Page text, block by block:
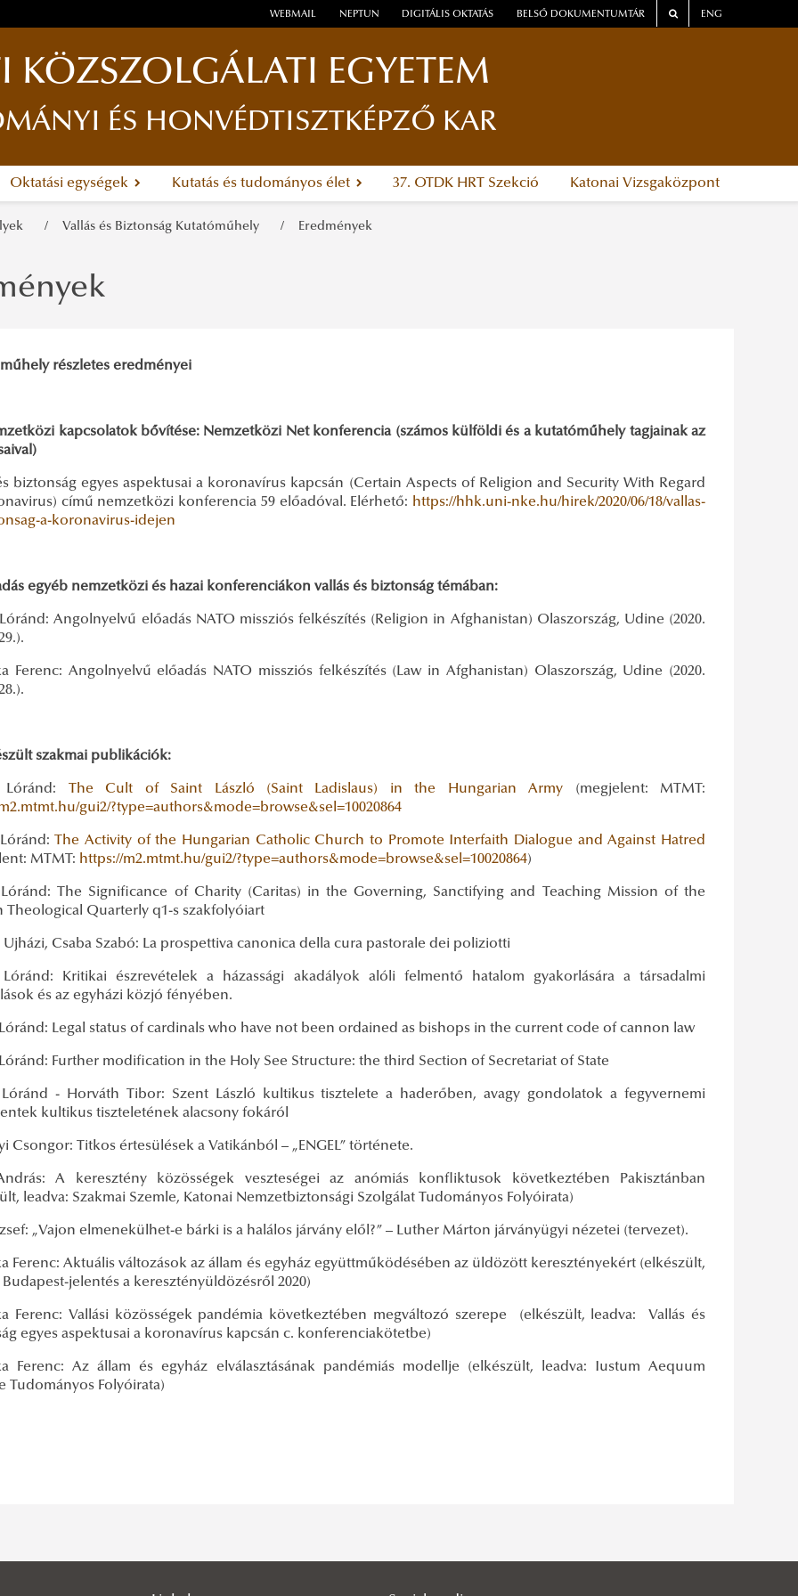
WEBMAIL NEPTUN DIGITÁLIS OKTATÁS BELSŐ DOKUMENTUMTÁR ENG
KÖZSZOLGÁLATI EGYETEM
ÉS HONVÉDTISZTKÉPZŐ KAR
Oktatási egységek Kutatás és tudományos élet 37. OTDK HRT Szekció Katonai Vizsgaközpont
Vallás és Biztonság Kutatóműhely Eredmények
részletes eredményei
kapcsolatok bővítése: Nemzetközi Net konferencia (számos külföldi és a kutatóműhely tagjainak az
biztonság egyes aspektusai a koronavírus kapcsán (Certain Aspects of Religion and Security With Regard
című nemzetközi konferencia 59 előadóval. Elérhető: https://hhk.uni-nke.hu/hirek/2020/06/18/vallas-
a-koronavirus-idejen
egyéb nemzetközi és hazai konferenciákon vallás és biztonság témában:
Angolnyelvű előadás NATO missziós felkészítés (Religion in Afghanistan) Olaszország, Udine (2020.
Ferenc: Angolnyelvű előadás NATO missziós felkészítés (Law in Afghanistan) Olaszország, Udine (2020.
szakmai publikációk:
Lóránd: The Cult of Saint László (Saint Ladislaus) in the Hungarian Army (megjelent: MTMT:
gui2/?type=authors&mode=browse&sel=10020864
The Activity of the Hungarian Catholic Church to Promote Interfaith Dialogue and Against Hatred
MTMT: https://m2.mtmt.hu/gui2/?type=authors&mode=browse&sel=10020864)
The Significance of Charity (Caritas) in the Governing, Sanctifying and Teaching Mission of the
Theological Quarterly q1-s szakfolyóiart
Ujházi, Csaba Szabó: La prospettiva canonica della cura pastorale dei poliziotti
Kritikai észrevételek a házassági akadályok alóli felmentő hatalom gyakorlására a társadalmi
és az egyházi közjó fényében.
Legal status of cardinals who have not been ordained as bishops in the current code of cannon law
Further modification in the Holy See Structure: the third Section of Secretariat of State
- Horváth Tibor: Szent László kultikus tisztelete a haderőben, avagy gondolatok a fegyvernemi
kultikus tiszteletének alacsony fokáról
Csongor: Titkos értesülések a Vatikánból – „ENGEL” története.
A keresztény közösségek veszteségei az anómiás konfliktusok következtében Pakisztánban
leadva: Szakmai Szemle, Katonai Nemzetbiztonsági Szolgálat Tudományos Folyóirata)
„Vajon elmenekülhet-e bárki is a halálos járvány elől?” – Luther Márton járványügyi nézetei (tervezet).
Ferenc: Aktuális változások az állam és egyház együttműködésében az üldözött keresztényekért (elkészült,
Budapest-jelentés a keresztényüldözésről 2020)
Ferenc: Vallási közösségek pandémia következtében megváltozó szerepe (elkészült, leadva: Vallás és
egyes aspektusai a koronavírus kapcsán c. konferenciakötetbe)
Ferenc: Az állam és egyház elválasztásának pandémiás modellje (elkészült, leadva: Iustum Aequum
Tudományos Folyóirata)